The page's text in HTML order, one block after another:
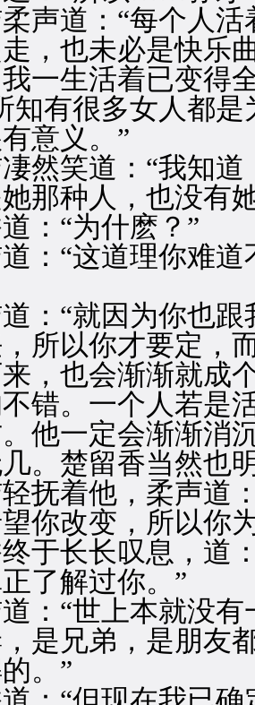
道：“每个人活
，也未必是快乐
一生活着已变得
知有很多女人都
意义。”
笑道：“我知道
那种人，也没有
“为什麽？”
“这道理你难道
“就因为你也跟
所以你才要定，
，也会渐渐就成
。一个人若是活
他一定会渐渐消
。楚留香当然也
着他，柔声道：
你改变，所以你
长长叹息，道：
了解过你。”
“世上本就没有
是兄弟，是朋友
。”